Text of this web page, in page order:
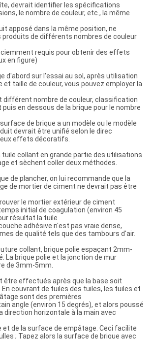
devrait identifier les spécifications
le nombre de couleur, etc., la même
apposé dans la même position, ne
produits de différents nombres de couleur
requis pour obtenir des effets
en figure)
d'abord sur l'essai au sol, après utilisation
et taille de couleur, vous pouvez employer la
différent nombre de couleur, classification
en dessous de la brique pour le nombre
de brique a un modèle ou le modèle
devrait être unifié selon le direc
effets décoratifs.
tuile collant en grande partie des utilisations
et sèchent coller deux méthodes.
de plancher, on lui recommande que la
de mortier de ciment ne devrait pas être
le mortier extérieur de ciment
initial de coagulation (environ 45
résultat la tuile
adhésive n'est pas vraie dense,
de qualité tels que des tambours d'air.
collant, brique polie espaçant 2mm-
La brique polie et la jonction de mur
de 3mm-5mm.
être effectués après que la base soit
couvrant de tuiles des tuiles, les tuiles et
sont des premières
angle (environ 15 degrés), et alors poussé
direction horizontale à la main avec
et de la surface de empâtage. Ceci facilite
; Tapez alors la surface de brique avec